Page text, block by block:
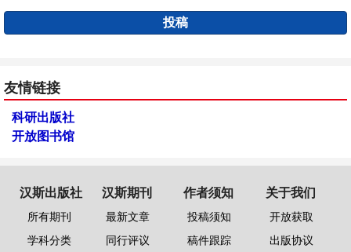
投稿
友情链接
科研出版社
开放图书馆
汉斯出版社
所有期刊
学科分类
汉斯期刊
最新文章
同行评议
作者须知
投稿须知
稿件跟踪
关于我们
开放获取
出版协议